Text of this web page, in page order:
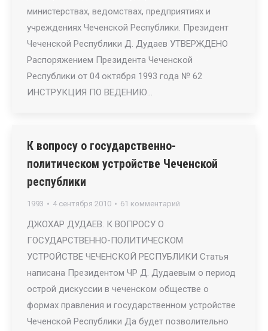
министерствах, ведомствах, предприятиях и
учреждениях Чеченской Республики. Президент
Чеченской Республики Д. Дудаев УТВЕРЖДЕНО
Распоряжением Президента Чеченской
Республики от 04 октября 1993 года № 62
ИНСТРУКЦИЯ ПО ВЕДЕНИЮ…
К вопросу о государственно-
политическом устройстве Чеченской
республики
1993 4 сентября 2010 61 комментарий
ДЖОХАР ДУДАЕВ. К ВОПРОСУ О
ГОСУДАРСТВЕННО-ПОЛИТИЧЕСКОМ
УСТРОЙСТВЕ ЧЕЧЕНСКОЙ РЕСПУБЛИКИ Статья
написана Президентом ЧP Д. Дудаевым о период
острой дискуссии в чеченском обществе о
формах правления и государственном устройстве
Чеченской Республики Да будет позволительно